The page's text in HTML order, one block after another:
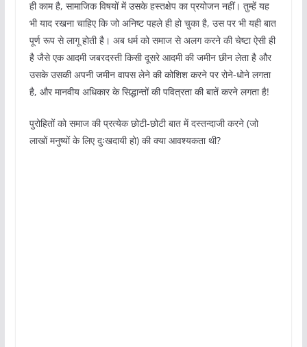
ही काम है, सामाजिक विषयों में उसके हस्तक्षेप का प्रयोजन नहीं। तुम्हें यह
भी याद रखना चाहिए कि जो अनिष्ट पहले ही हो चुका है, उस पर भी यही बात
पूर्ण रूप से लागू होती है। अब धर्म को समाज से अलग करने की चेष्टा ऐसी ही
है जैसे एक आदमी जबरदस्ती किसी दूसरे आदमी की जमीन छीन लेता है और
उसके उसकी अपनी जमीन वापस लेने की कोशिश करने पर रोने-धोने लगता
है, और मानवीय अधिकार के सिद्धान्तों की पवित्रता की बातें करने लगता है!
पुरोहितों को समाज की प्रत्येक छोटी-छोटी बात में दस्तन्दाजी करने (जो
लाखों मनुष्यों के लिए दुःखदायी हो) की क्या आवश्यकता थी?